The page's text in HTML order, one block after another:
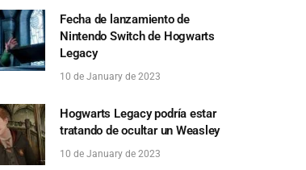
Fecha de lanzamiento de
Nintendo Switch de Hogwarts
Legacy
10 de January de 2023
Hogwarts Legacy podría estar
tratando de ocultar un Weasley
10 de January de 2023